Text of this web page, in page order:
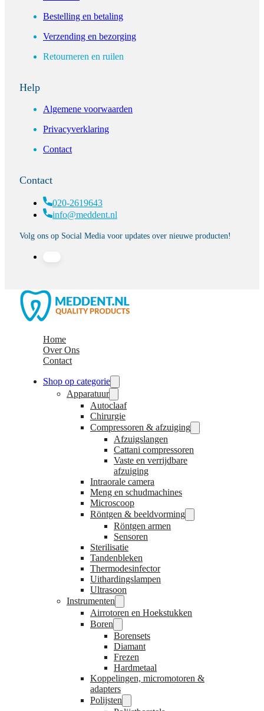
Bestelling en betaling
Verzending en bezorging
Retourneren en ruilen
Help
Algemene voorwaarden
Privacyverklaring
Contact
Contact
020-2619643
info@meddent.nl
Volg ons op Social Media voor updates over nieuwe producten!
Home
Over Ons
Contact
Shop op categorie
Apparatuur
Autoclaaf
Chirurgie
Compressoren & afzuiging
Afzuigslangen
Cattani compressoren
Vaste en verrijdbare
afzuiging
Intraorale camera
Meng en schudmachines
Microscoop
Röntgen & beeldvorming
Röntgen armen
Sensoren
Sterilisatie
Tandenbleken
Thermodesinfector
Uithardingslampen
Ultrasoon
Instrumenten
Airrotoren en Hoekstukken
Boren
Borensets
Diamant
Frezen
Hardmetaal
Koppelingen, micromotoren &
adapters
Polijsten